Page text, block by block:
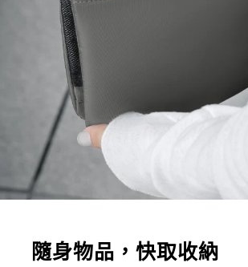
隨身物品，快取收納